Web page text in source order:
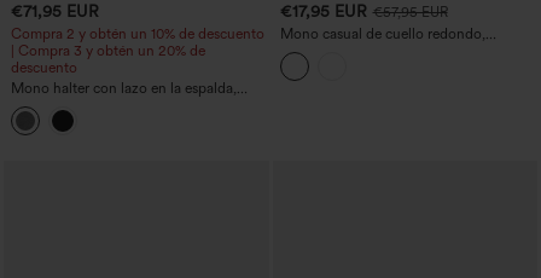
€71,95 EUR
Compra 2 y obtén un 10% de descuento
| Compra 3 y obtén un 20% de
descuento
Mono halter con lazo en la espalda,
sujetador integrado, corte cónico y
bolsillos
€17,95 EUR €57,95 EUR
Mono casual de cuello redondo,
mangas cortas, detalle twist en la
espalda, cordón, dobladillo curvo y
bolsillos - ¡Fácilísimo!